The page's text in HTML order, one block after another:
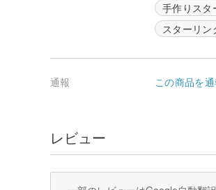
手作りスタ
スターリン
通報 この商品を
レビュー